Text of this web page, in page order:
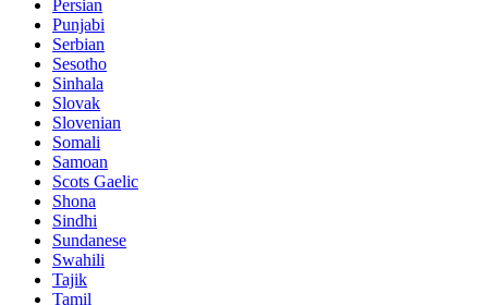
Persian
Punjabi
Serbian
Sesotho
Sinhala
Slovak
Slovenian
Somali
Samoan
Scots Gaelic
Shona
Sindhi
Sundanese
Swahili
Tajik
Tamil